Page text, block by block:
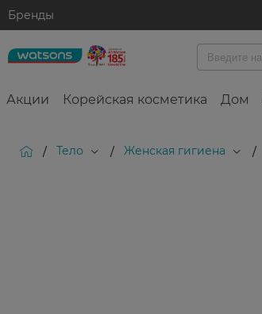
Бренды
Акции Корейская косметика Дом
/ Тело / Женская гигиена /